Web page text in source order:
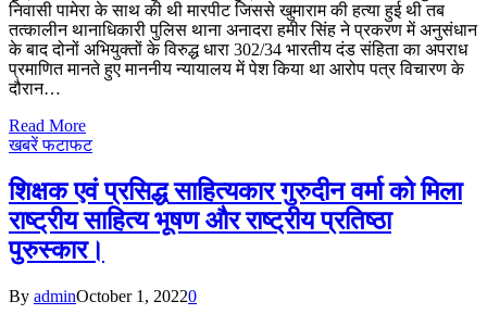
निवासी पामेरा के साथ की थी मारपीट जिससे खुमाराम की हत्या हुई थी तब
तत्कालीन थानाधिकारी पुलिस थाना अनादरा हमीर सिंह ने प्रकरण में अनुसंधान
के बाद दोनों अभियुक्तों के विरुद्ध धारा 302/34 भारतीय दंड संहिता का अपराध
प्रमाणित मानते हुए माननीय न्यायालय में पेश किया था आरोप पत्र विचारण के
दौरान…
Read More
खबरें फटाफट
शिक्षक एवं प्रसिद्ध साहित्यकार गुरुदीन वर्मा को मिला
राष्ट्रीय साहित्य भूषण और राष्ट्रीय प्रतिष्ठा
पुरुस्कार।
By adminOctober 1, 20220